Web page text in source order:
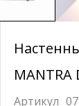
MANTRA